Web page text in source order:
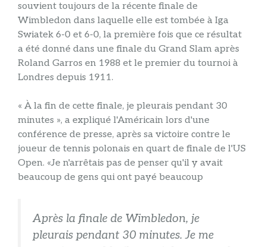
souvient toujours de la récente finale de
Wimbledon dans laquelle elle est tombée à Iga
Swiatek 6-0 et 6-0, la première fois que ce résultat
a été donné dans une finale du Grand Slam après
Roland Garros en 1988 et le premier du tournoi à
Londres depuis 1911.
« À la fin de cette finale, je pleurais pendant 30
minutes », a expliqué l'Américain lors d'une
conférence de presse, après sa victoire contre le
joueur de tennis polonais en quart de finale de l'US
Open. «Je n'arrêtais pas de penser qu'il y avait
beaucoup de gens qui ont payé beaucoup
Après la finale de Wimbledon, je
pleurais pendant 30 minutes. Je me